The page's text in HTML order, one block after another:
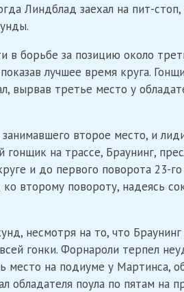
Линдблад заехал на пит-стоп,
в борьбе за позицию около
лучшее время круга.
вырвав третье место у
второе место, и
на трассе, Браунинг,
и до первого поворота 23-го
второму повороту, надеясь
несмотря на то, что
гонки. Форнароли терпел
место на подиуме у Мартинса,
поула по пятам на